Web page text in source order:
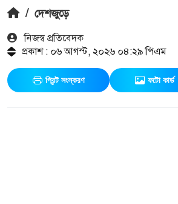
/ দেশজুড়ে
নিজস্ব প্রতিবেদক
প্রকাশ : ০৬ আগস্ট, ২০২৬ ০৪:২৯ পিএম
প্রিন্ট সংস্করণ ফটো কার্ড